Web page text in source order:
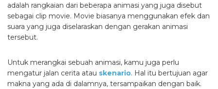
adalah rangkaian dari beberapa animasi yang juga disebut
sebagai clip movie. Movie biasanya menggunakan efek dan
suara yang juga diselaraskan dengan gerakan animasi
tersebut.
Untuk merangkai sebuah animasi, kamu juga perlu
mengatur jalan cerita atau skenario. Hal itu bertujuan agar
makna yang ada di dalamnya, tersampaikan dengan baik.